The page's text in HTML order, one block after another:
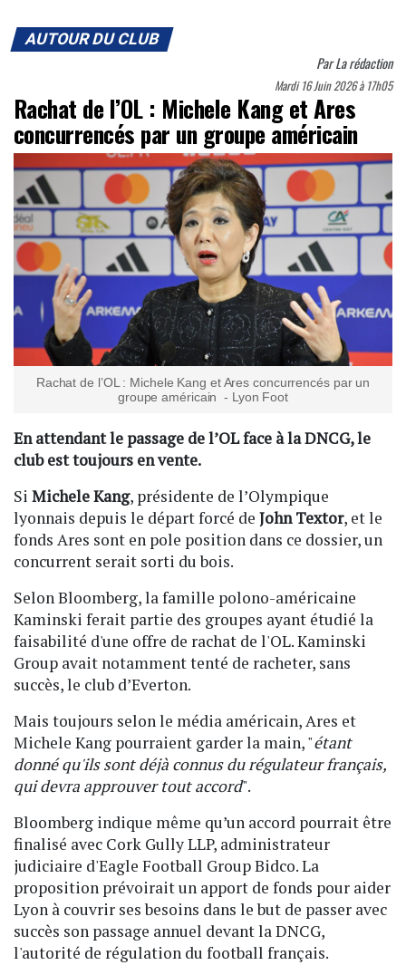
AUTOUR DU CLUB
ParLa rédaction
Mardi 16 Juin 2026 à 17h05
Rachat de l’OL : Michele Kang et Ares
concurrencés par un groupe américain
Rachat de l’OL : Michele Kang et Ares concurrencés par un
groupe américain - Lyon Foot
En attendant le passage de l’OL face à la DNCG, le
club est toujours en vente.
Si Michele Kang, présidente de l’Olympique
lyonnais depuis le départ forcé de John Textor, et le
fonds Ares sont en pole position dans ce dossier, un
concurrent serait sorti du bois.
Selon Bloomberg, la famille polono-américaine
Kaminski ferait partie des groupes ayant étudié la
faisabilité d'une offre de rachat de l'OL. Kaminski
Group avait notamment tenté de racheter, sans
succès, le club d’Everton.
Mais toujours selon le média américain, Ares et
Michele Kang pourraient garder la main, "étant
donné qu'ils sont déjà connus du régulateur français,
qui devra approuver tout accord".
Bloomberg indique même qu’un accord pourrait être
finalisé avec Cork Gully LLP, administrateur
judiciaire d'Eagle Football Group Bidco. La
proposition prévoirait un apport de fonds pour aider
Lyon à couvrir ses besoins dans le but de passer avec
succès son passage annuel devant la DNCG,
l'autorité de régulation du football français.